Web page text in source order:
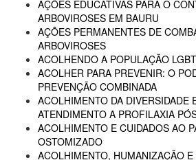
AÇÕES EDUCATIVAS PARA O
ARBOVIROSES EM BAURU
AÇÕES PERMANENTES DE
ARBOVIROSES
ACOLHENDO A POPULAÇÃO
ACOLHER PARA PREVENIR: O
PREVENÇÃO COMBINADA
ACOLHIMENTO DA DIVERSIDADE
ATENDIMENTO A PROFILAXIA
ACOLHIMENTO E CUIDADOS AO
OSTOMIZADO
ACOLHIMENTO, HUMANIZAÇÃO